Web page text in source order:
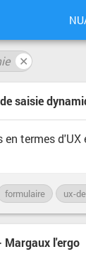
✕
saisie
termes
formulaire ux-
Margaux l'ergo